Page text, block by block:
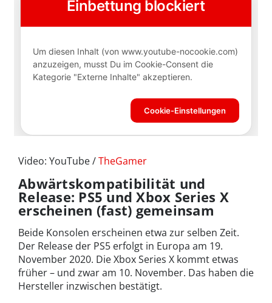
Video: YouTube /TheGamer
Abwärtskompatibilität und
Release: PS5 und Xbox Series X
erscheinen (fast) gemeinsam
Beide Konsolen erscheinen etwa zur selben Zeit.
Der Release der PS5 erfolgt in Europa am 19.
November 2020. Die Xbox Series X kommt etwas
früher – und zwar am 10. November. Das haben die
Hersteller inzwischen bestätigt.